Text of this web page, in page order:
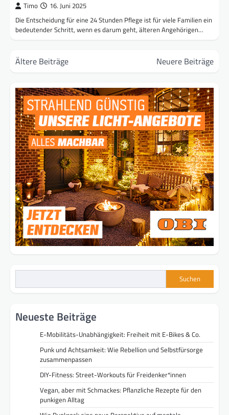
Timo 16. Juni 2025
Die Entscheidung für eine 24 Stunden Pflege ist für viele Familien ein
bedeutender Schritt, wenn es darum geht, älteren Angehörigen…
Beitragsnavigation
Ältere Beiträge Neuere Beiträge
Suchen
Neueste Beiträge
E-Mobilitäts-Unabhängigkeit: Freiheit mit E-Bikes & Co.
Punk und Achtsamkeit: Wie Rebellion und Selbstfürsorge
zusammenpassen
DIY-Fitness: Street-Workouts für Freidenker*innen
Vegan, aber mit Schmackes: Pflanzliche Rezepte für den
punkigen Alltag